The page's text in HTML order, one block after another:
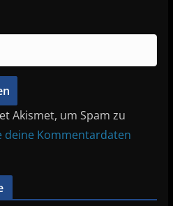
Akismet, um Spam zu
deine Kommentardaten